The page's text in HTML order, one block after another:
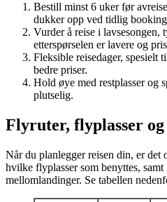
Bestill minst 6 uker før
dukker opp ved tidlig
Vurder å reise i lavsesongen,
etterspørselen er lavere og
Fleksible reisedager, spesielt
bedre priser.
Hold øye med restplasser og
plutselig.
Flyruter, flyplasser
Når du planlegger reisen din, er det
hvilke flyplasser som benyttes,
mellomlandinger. Se tabellen